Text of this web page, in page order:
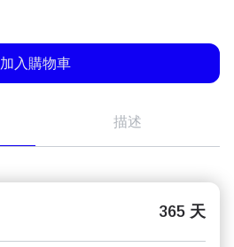
加入購物車
描述
365 天